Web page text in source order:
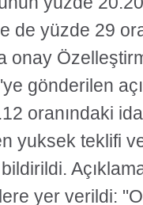
de yüzde 29
onay
gönderilen
oranındaki
yuksek teklifi
yer verildi: